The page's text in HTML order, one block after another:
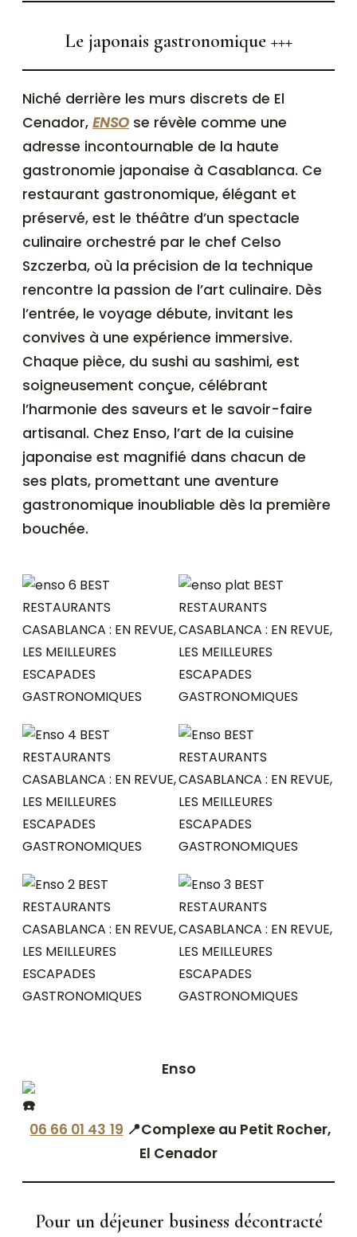
Le japonais gastronomique +++
Niché derrière les murs discrets de El
Cenador,ENSO se révèle comme une
adresse incontournable de la haute
gastronomie japonaise à Casablanca. Ce
restaurant gastronomique, élégant et
préservé, est le théâtre d’un spectacle
culinaire orchestré par le chef Celso
Szczerba, où la précision de la technique
rencontre la passion de l’art culinaire. Dès
l’entrée, le voyage débute, invitant les
convives à une expérience immersive.
Chaque pièce, du sushi au sashimi, est
soigneusement conçue, célébrant
l’harmonie des saveurs et le savoir-faire
artisanal. Chez Enso, l’art de la cuisine
japonaise est magnifié dans chacun de
ses plats, promettant une aventure
gastronomique inoubliable dès la première
bouchée.
Enso
06 66 01 43 19 📍Complexe au Petit Rocher,
El Cenador
Pour un déjeuner business décontracté